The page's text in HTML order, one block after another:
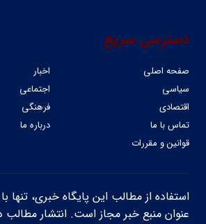
دسترسی سریع
صفحه اصلی
اخبار
سیاسی
اجتماعی
اقتصادی
فرهنگی
تماس با ما
درباره ما
قوانین و مقررات
استفاده از مطالب این پایگاه خبری، تنها
عنوان منبع خبر مجاز است. انتشار مطالب